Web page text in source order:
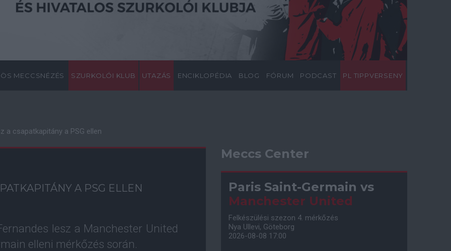
MECCSNÉZÉS SZURKOLÓI KLUB UTAZÁS ENCIKLOPÉDIA BLOG FÓRUM PODCAST PL TIPPVERSENY
a csapatkapitány a PSG ellen
A PSG ELLEN
lesz a Manchester United
elleni mérkőzés során.
Meccs Center
Paris Saint-Germain vs
Manchester United
Felkészülési szezon 4. mérkőzés
Nya Ullevi, Göteborg
2026-08-08 17:00